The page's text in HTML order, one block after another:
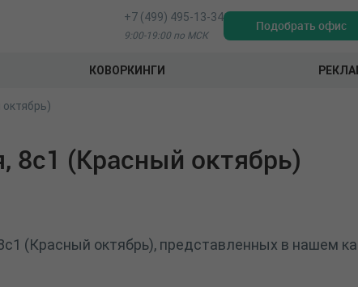
+7 (499) 495-13-34
9:00-19:00 по МСК
Подобрать офис
КОВОРКИНГИ
8с1 (Красный октябрь)
(Красный октябрь), представленных в нашем